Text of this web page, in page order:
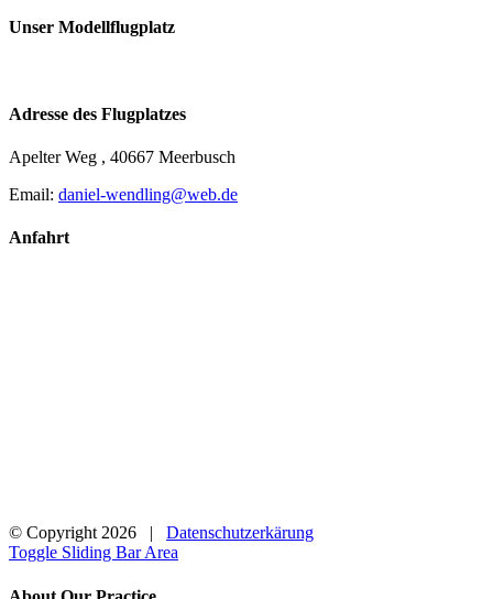
Unser Modellflugplatz
Adresse des Flugplatzes
Apelter Weg , 40667 Meerbusch
Email: daniel-wendling@web.de
Anfahrt
© Copyright 2026 | Datenschutzerkärung
Toggle Sliding Bar Area